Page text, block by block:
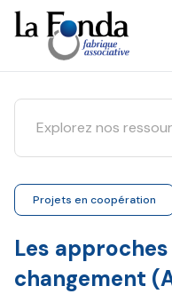
Aller
au
contenu
principal
Projets en coopération
Les
changement